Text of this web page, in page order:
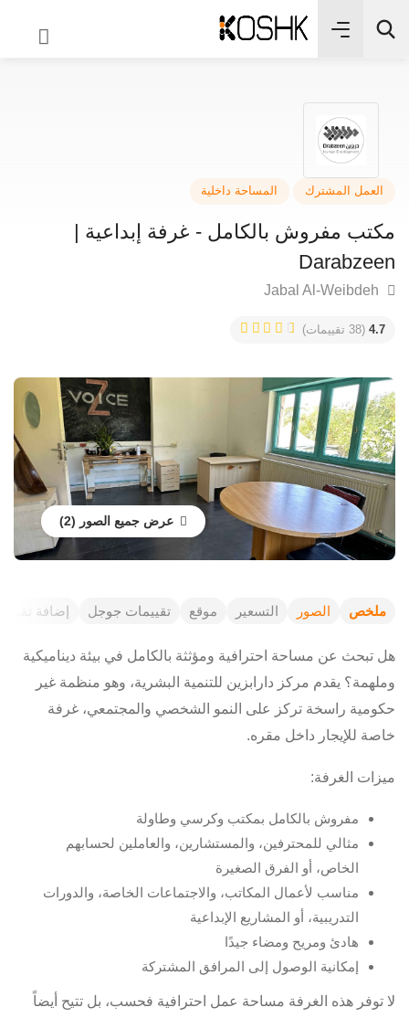
مفروش بالكامل - غرفة إبداعية |
عرض جميع الصور
ملخص الصور التسعير موقع تقييمات جوجل إضافة تقييم
هل تبحث عن مساحة احترافية ومؤثثة بالكامل في بيئة ديناميكية
وملهمة؟ يقدم مركز دارابزين للتنمية البشرية، وهو منظمة غير
حكومية راسخة تركز على النمو الشخصي والمجتمعي، غرفة
خاصة للإيجار داخل مقره.
ميزات الغرفة:
مفروش بالكامل بمكتب وكرسي وطاولة
مثالي للمحترفين، والمستشارين، والعاملين لحسابهم
الخاص، أو الفرق الصغيرة
مناسب لأعمال المكاتب، والاجتماعات الخاصة، والدورات
التدريبية، أو المشاريع الإبداعية
هادئ ومريح ومضاء جيدًا
إمكانية الوصول إلى المرافق المشتركة
لا توفر هذه الغرفة مساحة عمل احترافية فحسب، بل تتيح أيضاً